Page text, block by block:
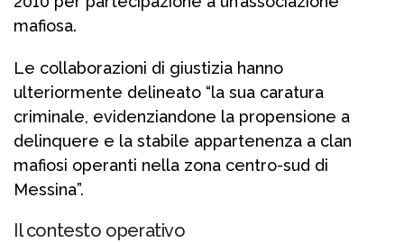
mafiosa.
Le collaborazioni di giustizia hanno
ulteriormente delineato “la sua caratura
criminale, evidenziandone la propensione a
delinquere e la stabile appartenenza a clan
mafiosi operanti nella zona centro-sud di
Messina”.
Il contesto operativo